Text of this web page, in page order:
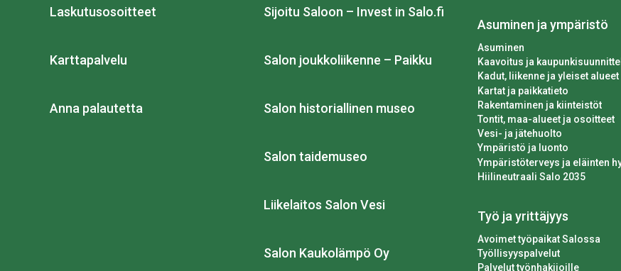
Laskutusosoitteet
Karttapalvelu
Anna palautetta
Sijoitu Saloon – Invest in Salo.fi
Salon joukkoliikenne – Paikku
Salon historiallinen museo
Salon taidemuseo
Liikelaitos Salon Vesi
Salon Kaukolämpö Oy
Asuminen ja ympäristö
Asuminen
Kaavoitus ja
Kadut, liikenne ja yleiset alueet
Kartat ja paikkatieto
Rakentaminen ja kiinteistöt
Tontit, maa-alueet ja osoitteet
Vesi- ja jätehuolto
Ympäristö ja luonto
Ympäristöterveys ja eläinten
Hiilineutraali Salo 2035
Työ ja yrittäjyys
Avoimet työpaikat Salossa
Työllisyyspalvelut
Palvelut työnhakijoille